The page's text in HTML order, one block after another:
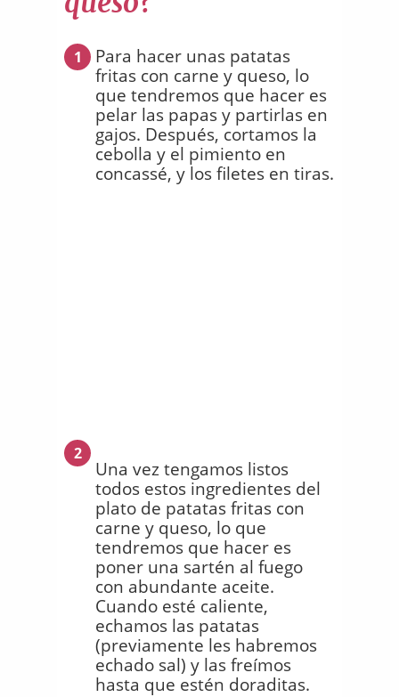
1
Para hacer unas patatas
fritas con carne y queso, lo
que tendremos que hacer es
pelar las papas y partirlas en
gajos. Después, cortamos la
cebolla y el pimiento en
concassé, y los filetes en tiras.
2
Una vez tengamos listos
todos estos ingredientes del
plato de patatas fritas con
carne y queso, lo que
tendremos que hacer es
poner una sartén al fuego
con abundante aceite.
Cuando esté caliente,
echamos las patatas
(previamente les habremos
echado sal) y las freímos
hasta que estén doraditas.